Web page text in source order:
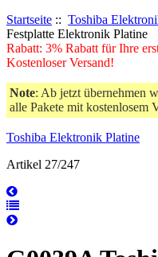
Startseite :: Toshiba
Festplatte Elektronik Platine
Rabatt: 3% Rabatt für Ihre
Kostenloser Versand!
Note: Ab jetzt übernehmen
alle Pakete mit kostenlosem
Toshiba Elektronik Platine
Artikel 27/247